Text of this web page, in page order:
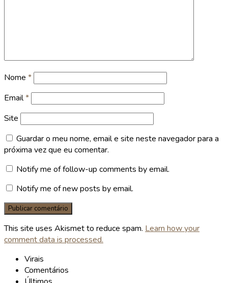
Nome *
Email*
Site
Guardar o meu nome, email e site neste navegador para a
próxima vez que eu comentar.
Notify me of follow-up comments by email.
Notify me of new posts by email.
This site uses Akismet to reduce spam. Learn how your
comment data is processed.
Virais
Comentários